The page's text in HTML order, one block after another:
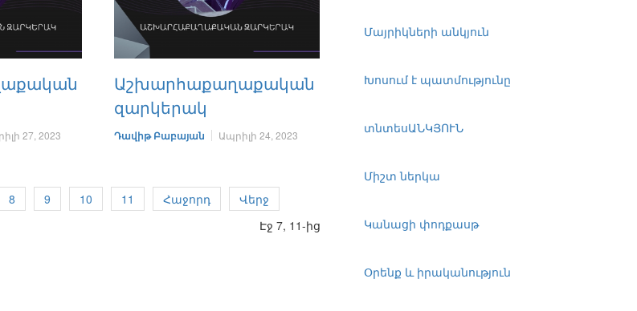
27, 2023
Աշխարհաքաղաքական
զարկերակ
Դավիթ Բաբայան Ապրիլի 24, 2023
8 9 10 11 Հաջորդ
Վերջ
Էջ 7, 11-ից
Մայրիկների անկյուն
Խոսում է պատմությունը
տնտեսԱՆԿՅՈՒՆ
Միշտ ներկա
Կանացի փոդքասթ
Օրենք և իրականություն